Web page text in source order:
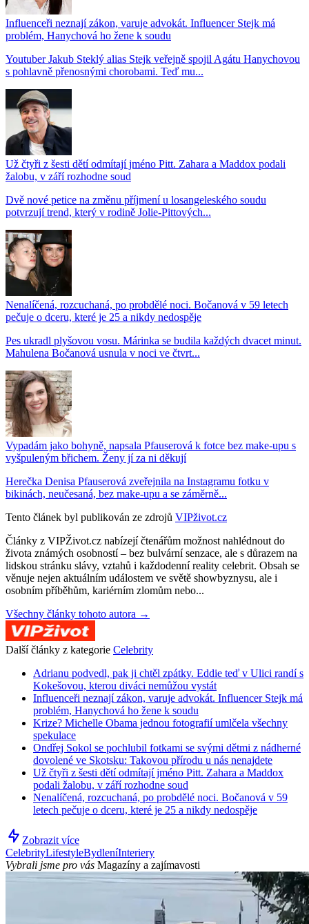
Influenceři neznají zákon, varuje advokát. Influencer Stejk má
problém, Hanychová ho žene k soudu
Youtuber Jakub Steklý alias Stejk veřejně spojil Agátu Hanychovou
s pohlavně přenosnými chorobami. Teď mu...
Už čtyři z šesti dětí odmítají jméno Pitt. Zahara a Maddox podali
žalobu, v září rozhodne soud
Dvě nové petice na změnu příjmení u losangeleského soudu
potvrzují trend, který v rodině Jolie-Pittových...
Nenalíčená, rozcuchaná, po probdělé noci. Bočanová v 59 letech
pečuje o dceru, které je 25 a nikdy nedospěje
Pes ukradl plyšovou vosu. Márinka se budila každých dvacet minut.
Mahulena Bočanová usnula v noci ve čtvrt...
Vypadám jako bohyně, napsala Pfauserová k fotce bez make-upu s
vyšpuleným břichem. Ženy jí za ni děkují
Herečka Denisa Pfauserová zveřejnila na Instagramu fotku v
bikinách, neučesaná, bez make-upu a se záměrně...
Tento článek byl publikován ze zdrojů VIPživot.cz
Články z VIPŽivot.cz nabízejí čtenářům možnost nahlédnout do
života známých osobností – bez bulvární senzace, ale s důrazem na
lidskou stránku slávy, vztahů i každodenní reality celebrit. Obsah se
věnuje nejen aktuálním událostem ve světě showbyznysu, ale i
osobním příběhům, kariérním zlomům nebo...
Všechny články tohoto autora →
Další články z kategorie Celebrity
Adrianu podvedl, pak ji chtěl zpátky. Eddie teď v Ulici randí s
Kokešovou, kterou diváci nemůžou vystát
Influenceři neznají zákon, varuje advokát. Influencer Stejk má
problém, Hanychová ho žene k soudu
Krize? Michelle Obama jednou fotografií umlčela všechny
spekulace
Ondřej Sokol se pochlubil fotkami se svými dětmi z nádherné
dovolené ve Skotsku: Takovou přírodu u nás nenajdete
Už čtyři z šesti dětí odmítají jméno Pitt. Zahara a Maddox
podali žalobu, v září rozhodne soud
Nenalíčená, rozcuchaná, po probdělé noci. Bočanová v 59
letech pečuje o dceru, které je 25 a nikdy nedospěje
Zobrazit více
CelebrityLifestyleBydleníInteriery
Vybrali jsme pro vás Magazíny a zajímavosti